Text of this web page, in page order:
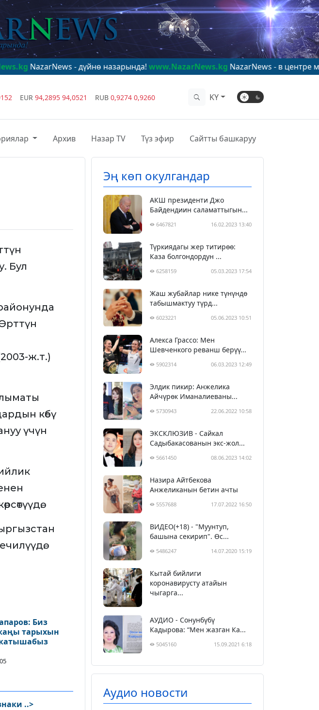
- дүйнө назарында!www.NazarNews.kgNazarNews - в центре мирового
EUR 94,2895 94,0521 RUB 0,9274 0,9260 KY
Архив Назар TV Түз эфир Сайтты башкаруу
Бул
ж.т.)
көбү
үчүн
Биз
тарыхын
..>
Эң көп окулгандар
АКШ президенти Джо
Байдендиин саламаттыгын...
6467821 16.02.2023 13:40
Түркиядагы жер титирөө:
Каза болгондордун ...
6258159 05.03.2023 17:54
Жаш жубайлар нике түнүндө
табышмактуу түрд...
6023221 05.06.2023 10:51
Алекса Грассо: Мен
Шевченкого реванш берүү...
5902314 06.03.2023 12:49
Элдик пикир: Анжелика
Айчүрөк Иманалиеваны...
5730943 22.06.2022 10:58
ЭКСКЛЮЗИВ - Сайкал
Садыбакасованын экс-жол...
5661450 08.06.2023 14:02
Назира Айтбекова
Анжеликанын бетин ачты
5557688 17.07.2022 16:50
ВИДЕО(+18) - "Муунтуп,
башына секирип". Өс...
5486247 14.07.2020 15:19
Кытай бийлиги
коронавирусту атайын
чыгарга...
АУДИО - Сонунбүбү
Кадырова: “Мен жазган Ка...
5045160 15.09.2021 6:18
Аудио новости